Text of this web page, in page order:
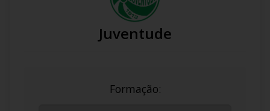
Juventude
Formação: